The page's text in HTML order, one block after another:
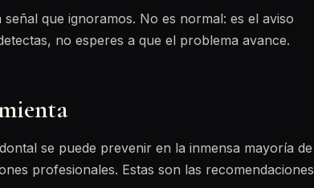
que ignoramos. No es normal: es el aviso
no esperes a que el problema avance.
se puede prevenir en la inmensa mayoría de
profesionales. Estas son las recomendaciones